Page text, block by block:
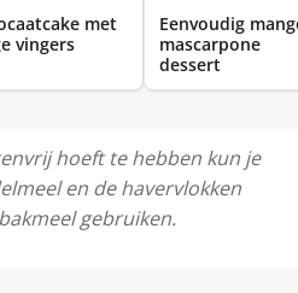
met
vingers
Eenvoudig
mascarpone
dessert
hoeft te hebben kun je
en de havervlokken
gebruiken.